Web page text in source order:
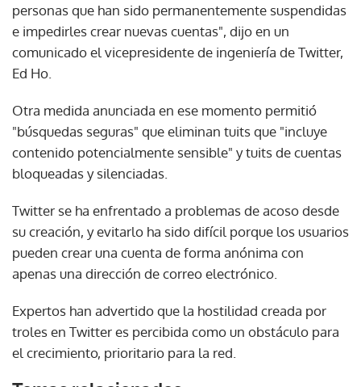
personas que han sido permanentemente suspendidas
e impedirles crear nuevas cuentas", dijo en un
comunicado el vicepresidente de ingeniería de Twitter,
Ed Ho.
Otra medida anunciada en ese momento permitió
"búsquedas seguras" que eliminan tuits que "incluye
contenido potencialmente sensible" y tuits de cuentas
bloqueadas y silenciadas.
Twitter se ha enfrentado a problemas de acoso desde
su creación, y evitarlo ha sido difícil porque los usuarios
pueden crear una cuenta de forma anónima con
apenas una dirección de correo electrónico.
Expertos han advertido que la hostilidad creada por
troles en Twitter es percibida como un obstáculo para
el crecimiento, prioritario para la red.